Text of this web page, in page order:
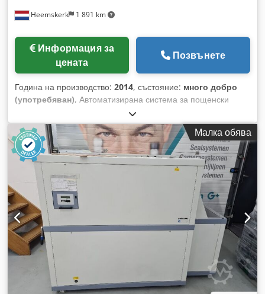
Heemskerk 1 891 km
Информация за
цената
Позвънете
Година на производство: 2014, състояние: много добро
(употребяван), Автоматизирана система за пощенски
кутии за пликовани машини. Тази SIMA 220 беше
инсталирана на система за пликове Buhrs BB700, поради
което е и с този цвят. Инсталирана през 2015 г. и
използвана само 16 месеца. Налични са още снимки!
Стандартно оборудване: Dcedpfx Acjd Etags Djk -
Регулируема по височина изходна конзола от 600 mm до
900 mm - Събирателна секция с буфер за пощенски кутии
и регулируем ъгъл на наклон - Автоматична станция за
пълнене на пощенски кутии - Автоматичен сменяч на
пощенски кутии - Магазин за пощенски кутии за до 10 броя
(зависимо от кутията) - Брояч на пликове - Touchscreen
управление – за лесна, удобна употреба на SIMA -
Предаване от пликовата машина Максимален формат:
180mm x 285mm Минимален формат: 90mm x 145mm
Скорост: до 20 000 плика/час Максимална дебелина на
Малка обява